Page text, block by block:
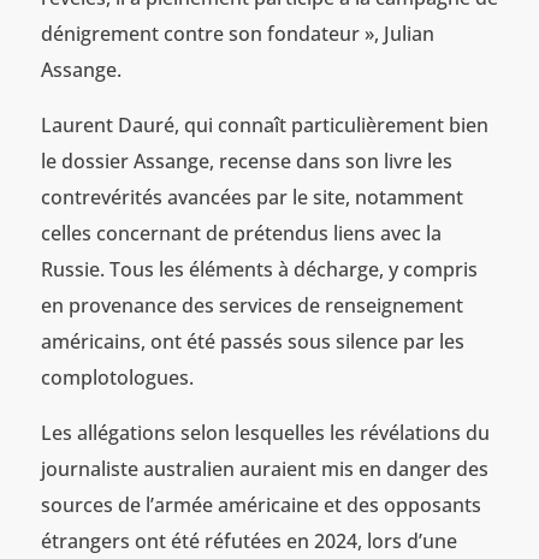
dénigrement contre son fondateur », Julian
Assange.
Laurent Dauré, qui connaît particulièrement bien
le dossier Assange, recense dans son livre les
contrevérités avancées par le site, notamment
celles concernant de prétendus liens avec la
Russie. Tous les éléments à décharge, y compris
en provenance des services de renseignement
américains, ont été passés sous silence par les
complotologues.
Les allégations selon lesquelles les révélations du
journaliste australien auraient mis en danger des
sources de l’armée américaine et des opposants
étrangers ont été réfutées en 2024, lors d’une